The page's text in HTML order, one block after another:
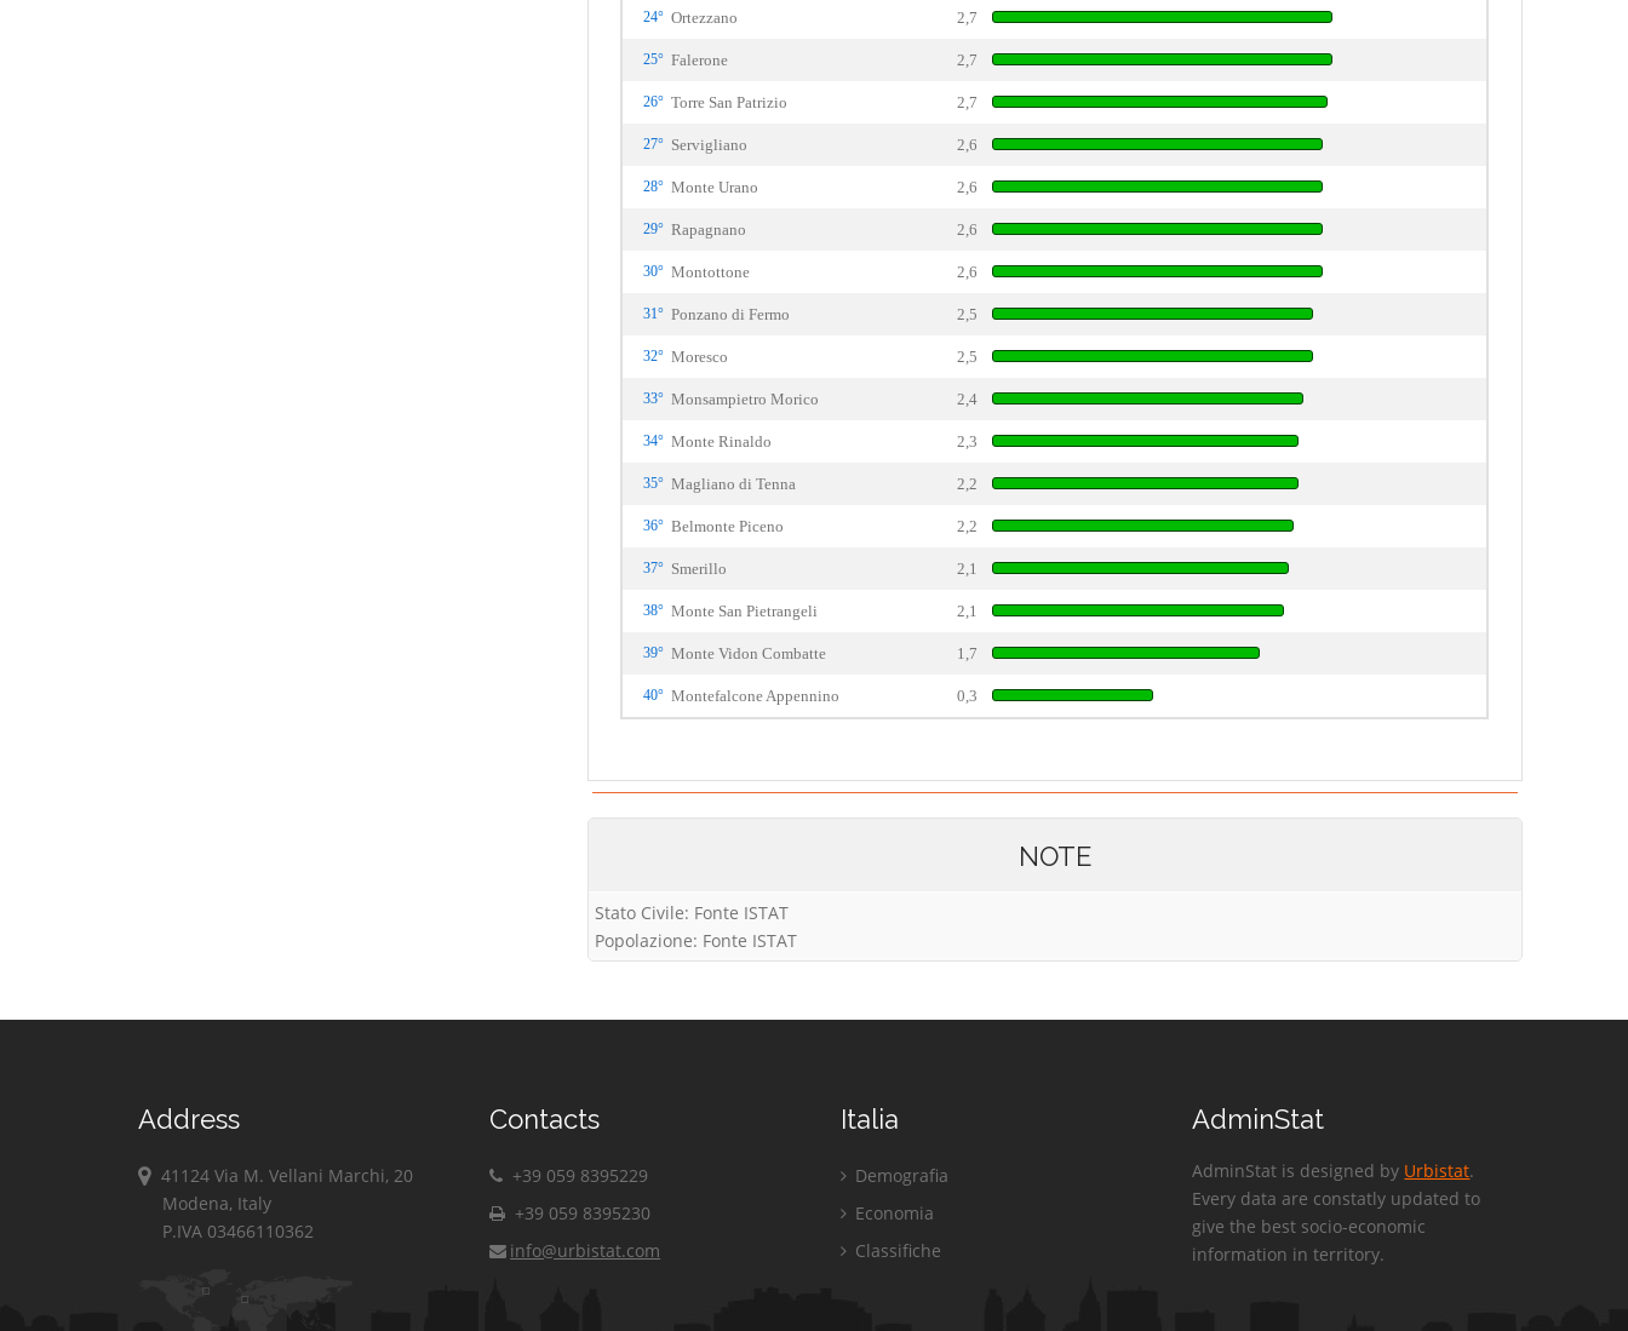
24° Ortezzano 2,7
25° Falerone 2,7
26° Torre San Patrizio 2,7
27° Servigliano 2,6
28° Monte Urano 2,6
29° Rapagnano 2,6
30° Montottone 2,6
31° Ponzano di Fermo 2,5
32° Moresco 2,5
33° Monsampietro Morico 2,4
34° Monte Rinaldo 2,3
35° Magliano di Tenna 2,2
36° Belmonte Piceno 2,2
37° Smerillo 2,1
38° Monte San Pietrangeli 2,1
39° Monte Vidon Combatte 1,7
40° Montefalcone Appennino 0,3
NOTE
Stato Civile: Fonte ISTAT
Popolazione: Fonte ISTAT
Address
41124 Via M. Vellani Marchi, 20
Modena, Italy
P.IVA 03466110362
Contacts
+39 059 8395229
+39 059 8395230
info@urbistat.com
Italia
Demografia
Economia
Classifiche
AdminStat
AdminStat is designed by Urbistat.
Every data are constatly updated to
give the best socio-economic
information in territory.